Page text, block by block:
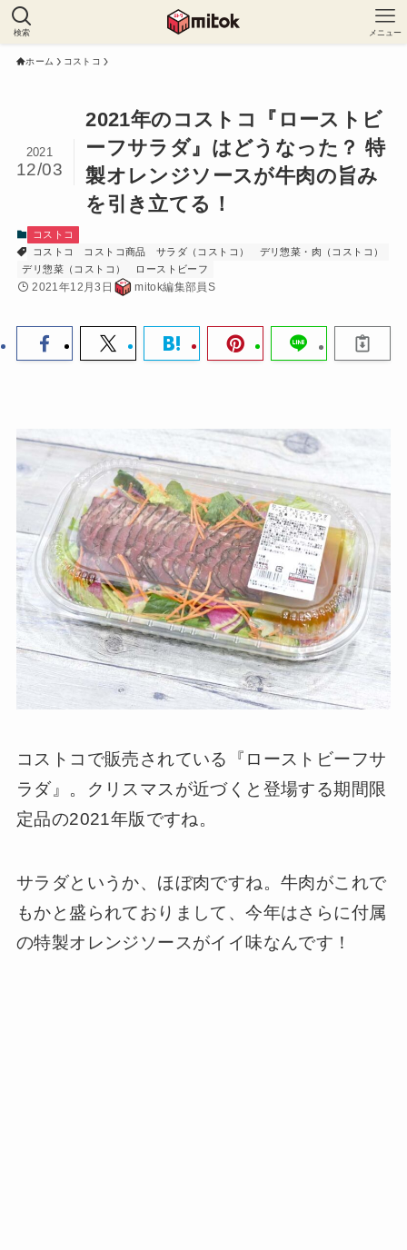
検索 メニュー
ホーム コストコ
2021年のコストコ『ローストビ
ーフサラダ』はどうなった？ 特
製オレンジソースが牛肉の旨み
を引き立てる！
2021
12/03
コストコ
コストコ
コストコ商品 サラダ（コストコ）
デリ惣菜・肉（コストコ）
デリ惣菜（コストコ）
ローストビーフ
2021年12月3日 mitok編集部員S
コストコで販売されている『ローストビーフサ
ラダ』。クリスマスが近づくと登場する期間限
定品の2021年版ですね。
サラダというか、ほぼ肉ですね。牛肉がこれで
もかと盛られておりまして、今年はさらに付属
の特製オレンジソースがイイ味なんです！